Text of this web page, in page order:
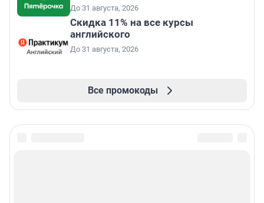
До 31 августа, 2026
Скидка 11% на все курсы
английского
До 31 августа, 2026
Все промокоды